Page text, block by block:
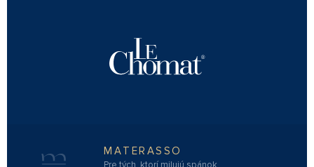
MATERASSO
Pre tých, ktorí milujú spánok